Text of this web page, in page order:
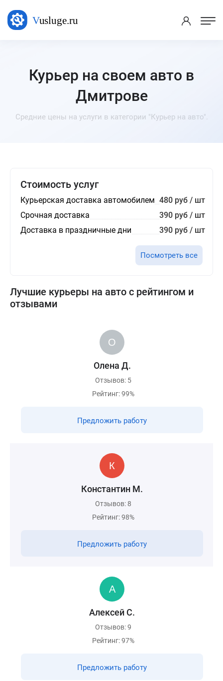
Курьер на своем авто в
Дмитрове
Средние цены на услуги в категории "Курьер на авто".
Стоимость услуг
Курьерская доставка автомобилем 480 руб / шт
Срочная доставка
390 руб / шт
Доставка в праздничные дни
390 руб / шт
Посмотреть все
Лучшие курьеры на авто с рейтингом и
отзывами
Олена Д.
Отзывов: 5
Рейтинг: 99%
Предложить работу
Константин М.
Отзывов: 8
Рейтинг: 98%
Предложить работу
Алексей С.
Отзывов: 9
Рейтинг: 97%
Предложить работу